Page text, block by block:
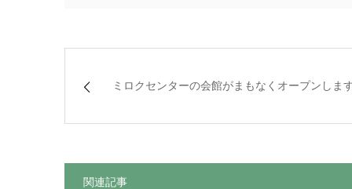
ミロクセンターの会館がまもなくオープンしま
関連記事